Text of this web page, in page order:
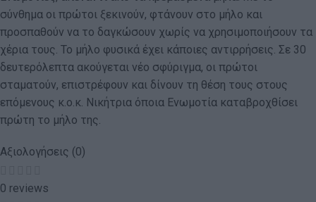
σύνθημα οι πρώτοι ξεκινούν, φτάνουν στο μήλο και
προσπαθούν να το δαγκώσουν χωρίς να χρησιμοποιήσουν τα
χέρια τους. Το μήλο φυσικά έχει κάποιες αντιρρήσεις. Σε 30
δευτερόλεπτα ακούγεται νέο σφύριγμα, οι πρώτοι
σταματούν, επιστρέφουν και δίνουν τη θέση τους στους
επόμενους κ.ο.κ. Νικήτρια όποια Ενωμοτία καταβροχθίσει
πρώτη το μήλο της.
Αξιολογήσεις (0)
0 reviews